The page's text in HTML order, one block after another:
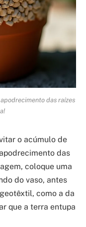
das raízes
o acúmulo de
das
coloque uma
do vaso, antes
como a da
que a terra entupa